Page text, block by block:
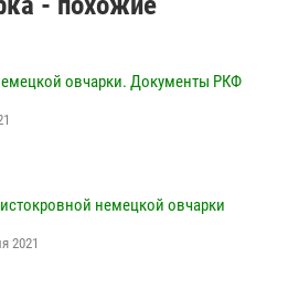
овчарки. Документы РКФ
немецкой овчарки
2021